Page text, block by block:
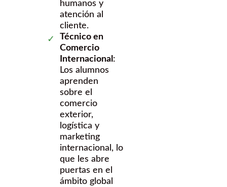
humanos y
atención al
cliente.
Técnico en
Comercio
Internacional :
Los alumnos
aprenden
sobre el
comercio
exterior,
logística y
marketing
internacional, lo
que les abre
puertas en el
ámbito global